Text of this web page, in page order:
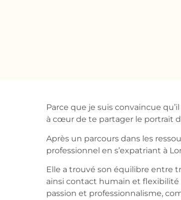
Parce que je suis convaincue
à cœur de te partager le portrait
Après un parcours dans les
professionnel en s’expatriant à
Elle a trouvé son équilibre entre
ainsi contact humain et flexibilité
passion et professionnalisme,